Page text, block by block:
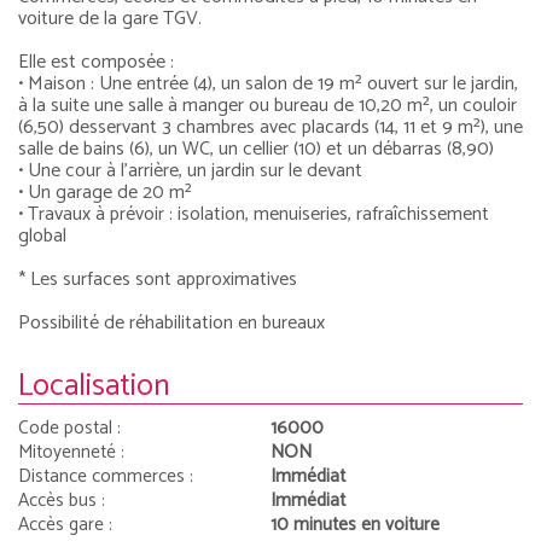
voiture de la gare TGV.
Elle est composée :
• Maison : Une entrée (4), un salon de 19 m² ouvert sur le jardin,
à la suite une salle à manger ou bureau de 10,20 m², un couloir
(6,50) desservant 3 chambres avec placards (14, 11 et 9 m²), une
salle de bains (6), un WC, un cellier (10) et un débarras (8,90)
• Une cour à l’arrière, un jardin sur le devant
• Un garage de 20 m²
• Travaux à prévoir : isolation, menuiseries, rafraîchissement
global
* Les surfaces sont approximatives
Possibilité de réhabilitation en bureaux
Localisation
Code postal :
16000
Mitoyenneté :
NON
Distance commerces :
Immédiat
Accès bus :
Immédiat
Accès gare :
10 minutes en voiture